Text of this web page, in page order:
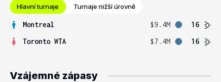
Hlavní turnaje Turnaje nižší úrovně
Montreal $9.4M
16
Toronto WTA
$7.4M 16
Vzájemné zápasy